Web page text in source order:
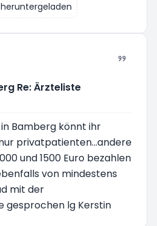
Re: Ärzteliste
in Bamberg könnt ihr
privatpatienten...andere
und 1500 Euro bezahlen
von mindestens
mit der
gesprochen lg Kerstin